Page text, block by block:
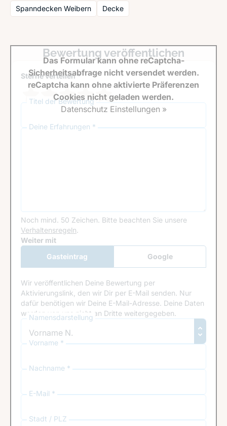
Spanndecken Weibern Decke
Bewertung veröffentlichen
Sterne verteilen *
Titel der Bewertung
Deine Erfahrungen *
Noch mind. 50 Zeichen. Bitte beachten Sie unsere
Verhaltensregeln.
Google Recaptcha
Weiter mit
Gasteintrag
Google
Anmeldung
Wir veröffentlichen Deine Bewertung per
Aktivierungslink, den wir Dir per E-Mail senden. Nur
dafür benötigen wir Deine E-Mail-Adresse. Deine Daten
werden von uns nicht an Dritte weitergegeben.
Namensdarstellung
Vorname *
Nachname *
E-Mail *
Stadt / PLZ
Das Formular kann ohne reCaptcha-
Sicherheitsabfrage nicht versendet werden.
reCaptcha kann ohne aktivierte Präferenzen
Cookies nicht geladen werden.
Datenschutz Einstellungen »